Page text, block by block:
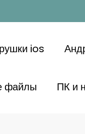
ios
файлы ПК и